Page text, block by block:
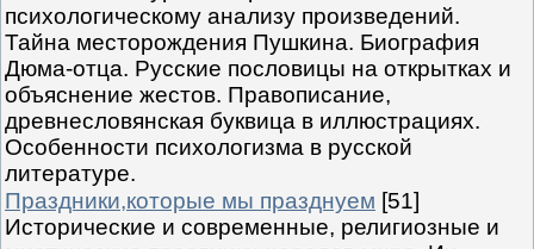
психологическому анализу произведений.
Тайна месторождения Пушкина. Биография
Дюма-отца. Русские пословицы на открытках и
объяснение жестов. Правописание,
древнесловянская буквица в иллюстрациях.
Особенности психологизма в русской
литературе.
Праздники,которые мы празднуем [51]
Исторические и современные, религиозные и